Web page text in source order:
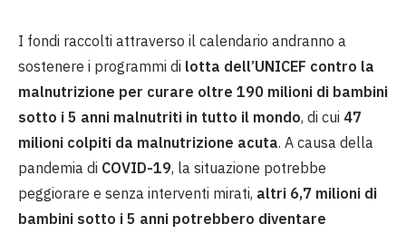
I fondi raccolti attraverso il calendario andranno a
sostenere i programmi di lotta dell’UNICEF contro la
malnutrizione per curare oltre 190 milioni di bambini
sotto i 5 anni malnutriti in tutto il mondo, di cui 47
milioni colpiti da malnutrizione acuta. A causa della
pandemia di COVID-19, la situazione potrebbe
peggiorare e senza interventi mirati, altri 6,7 milioni di
bambini sotto i 5 anni potrebbero diventare